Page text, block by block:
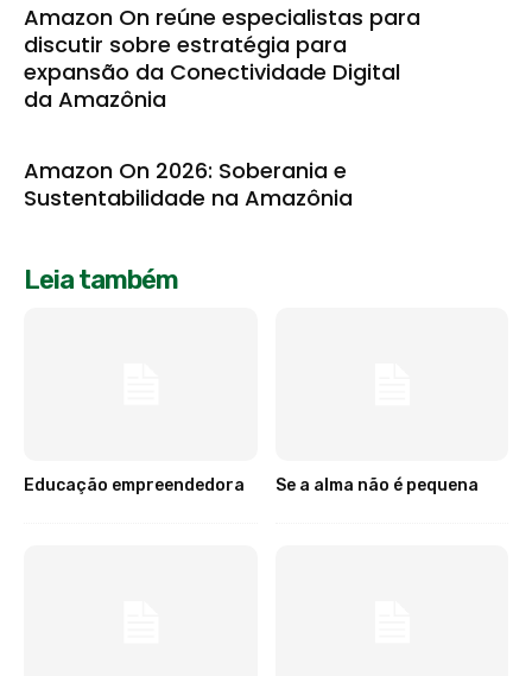
Amazon On reúne especialistas para
discutir sobre estratégia para
expansão da Conectividade Digital
da Amazônia
Amazon On 2026: Soberania e
Sustentabilidade na Amazônia
Leia também
Educação empreendedora Se a alma não é pequena